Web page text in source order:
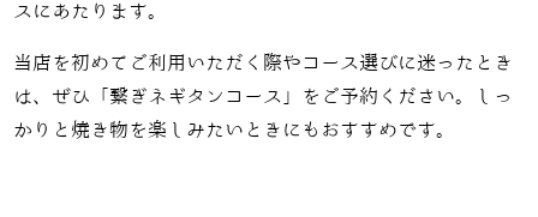
スにあたります。
当店を初めてご利用いただく際やコース選びに迷ったとき
は、ぜひ「繋ぎネギタンコース」をご予約ください。しっ
かりと焼き物を楽しみたいときにもおすすめです。